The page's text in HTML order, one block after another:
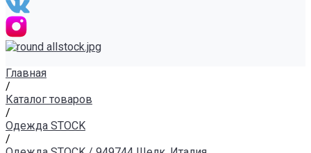
Главная
/
Каталог товаров
/
Одежда STOCK
/